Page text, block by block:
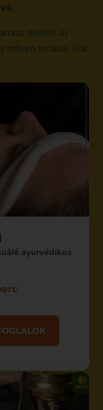
esetén az
milyen terápia, illik
ayurvédikus